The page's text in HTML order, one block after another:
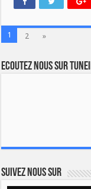
1 2 »
Ecoutez nous sur
Suivez nous sur